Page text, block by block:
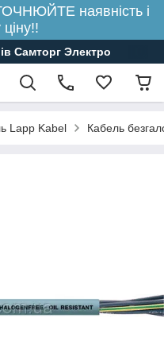
наявність і
Самторг Электро
Lapp Kabel Кабель